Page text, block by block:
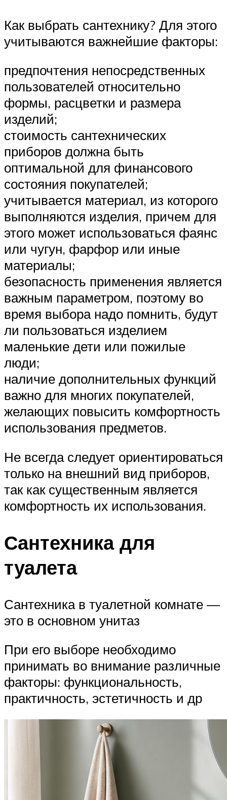
Как выбрать сантехнику? Для этого
учитываются важнейшие факторы:
предпочтения непосредственных
пользователей относительно
формы, расцветки и размера
изделий;
стоимость сантехнических
приборов должна быть
оптимальной для финансового
состояния покупателей;
учитывается материал, из которого
выполняются изделия, причем для
этого может использоваться фаянс
или чугун, фарфор или иные
материалы;
безопасность применения является
важным параметром, поэтому во
время выбора надо помнить, будут
ли пользоваться изделием
маленькие дети или пожилые
люди;
наличие дополнительных функций
важно для многих покупателей,
желающих повысить комфортность
использования предметов.
Не всегда следует ориентироваться
только на внешний вид приборов,
так как существенным является
комфортность их использования.
Сантехника для
туалета
Сантехника в туалетной комнате —
это в основном унитаз
При его выборе необходимо
принимать во внимание различные
факторы: функциональность,
практичность, эстетичность и др